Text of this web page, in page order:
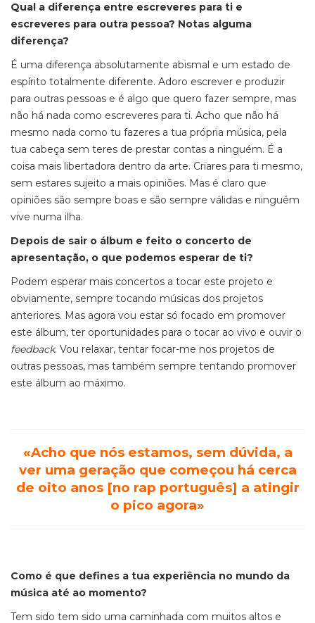
Qual a diferença entre escreveres para ti e
escreveres para outra pessoa? Notas alguma
diferença?
É uma diferença absolutamente abismal e um estado de
espírito totalmente diferente. Adoro escrever e produzir
para outras pessoas e é algo que quero fazer sempre, mas
não há nada como escreveres para ti. Acho que não há
mesmo nada como tu fazeres a tua própria música, pela
tua cabeça sem teres de prestar contas a ninguém. É a
coisa mais libertadora dentro da arte. Criares para ti mesmo,
sem estares sujeito a mais opiniões. Mas é claro que
opiniões são sempre boas e são sempre válidas e ninguém
vive numa ilha.
Depois de sair o álbum e feito o concerto de
apresentação, o que podemos esperar de ti?
Podem esperar mais concertos a tocar este projeto e
obviamente, sempre tocando músicas dos projetos
anteriores. Mas agora vou estar só focado em promover
este álbum, ter oportunidades para o tocar ao vivo e ouvir o
feedback. Vou relaxar, tentar focar-me nos projetos de
outras pessoas, mas também sempre tentando promover
este álbum ao máximo.
«Acho que nós estamos, sem dúvida, a
ver uma geração que começou há cerca
de oito anos [no rap português] a atingir
o pico agora»
Como é que defines a tua experiência no mundo da
música até ao momento?
Tem sido tem sido uma caminhada com muitos altos e